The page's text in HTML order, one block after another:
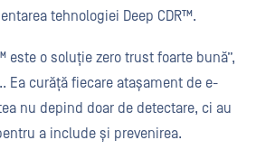
tehnologiei Deep CDR™.
este o soluție zero trust foarte bună”,
Ea curăță fiecare atașament de e-
nu depind doar de detectare, ci au
a include și prevenirea.